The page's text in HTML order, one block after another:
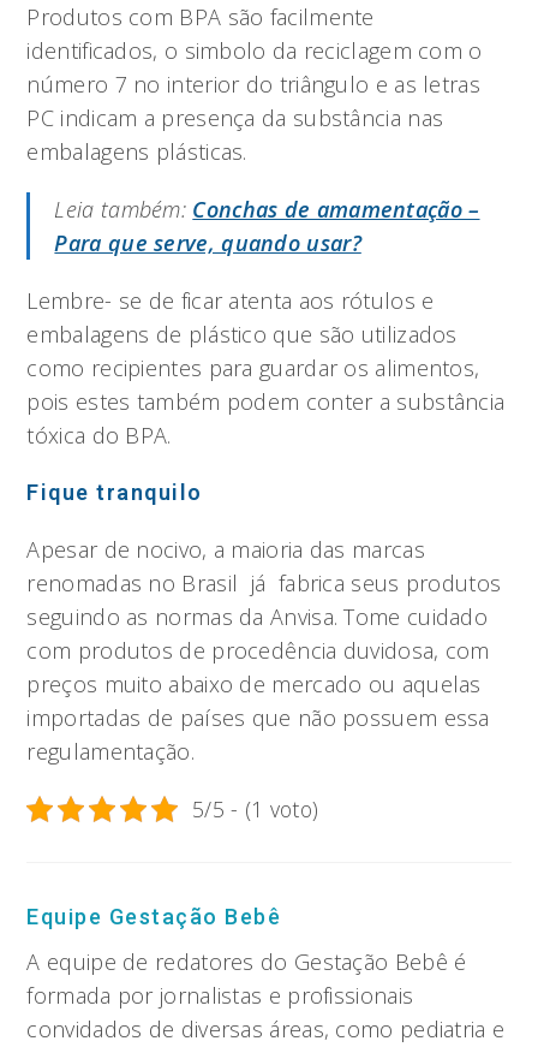
Produtos com BPA são facilmente
identificados, o simbolo da reciclagem com o
número 7 no interior do triângulo e as letras
PC indicam a presença da substância nas
embalagens plásticas.
Leia também: Conchas de amamentação –
Para que serve, quando usar?
Lembre- se de ficar atenta aos rótulos e
embalagens de plástico que são utilizados
como recipientes para guardar os alimentos,
pois estes também podem conter a substância
tóxica do BPA.
Fique tranquilo
Apesar de nocivo, a maioria das marcas
renomadas no Brasil já fabrica seus produtos
seguindo as normas da Anvisa. Tome cuidado
com produtos de procedência duvidosa, com
preços muito abaixo de mercado ou aquelas
importadas de países que não possuem essa
regulamentação.
5/5 - (1 voto)
Equipe Gestação Bebê
A equipe de redatores do Gestação Bebê é
formada por jornalistas e profissionais
convidados de diversas áreas, como pediatria e